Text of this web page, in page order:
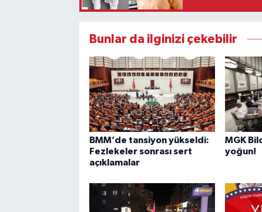
Bunlar da ilginizi çekebilir
BMM’de tansiyon yükseldi:
Fezlekeler sonrası sert
açıklamalar
MGK
yoğun!